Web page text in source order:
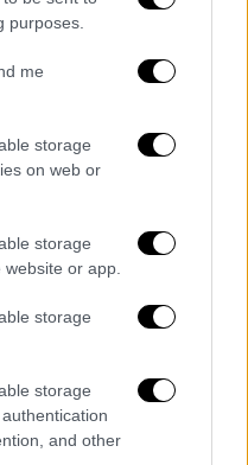
purposes.
me
storage
on web or
storage
or app.
storage
storage
and other
«
Αντώνης
κατοικία και
δραστηριότητες
τοπική
ότι σε βάρος του
της Interpol,
σχεδόν τρεις
του
συντονισμένες
καθοριστική
της Ασφάλειας